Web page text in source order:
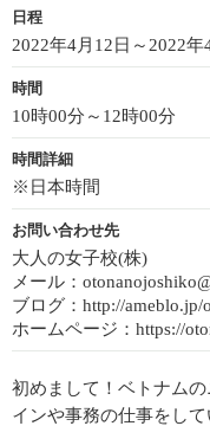
日程
2022年4月12日～2022年
時間
10時00分～12時00分
時間詳細
※日本時間
お問い合わせ先
大人の女子校(株)
メール：
ブログ：http://ameblo.jp/
ホームページ：https://
初めまして！ベトナム
インや事務の仕事をして